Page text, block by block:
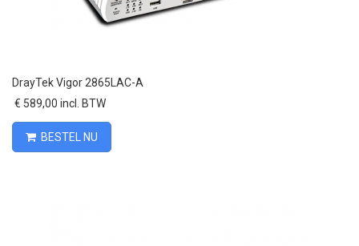
DrayTek Vigor 2865LAC-A
€ 589,00 incl. BTW
BESTEL NU